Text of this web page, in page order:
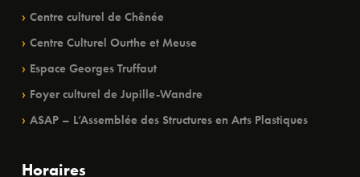
Centre culturel de Chênée
Centre Culturel Ourthe et Meuse
Espace Georges Truffaut
Foyer culturel de Jupille-Wandre
ASAP – L’Assemblée des Structures en Arts Plastiques
Horaires